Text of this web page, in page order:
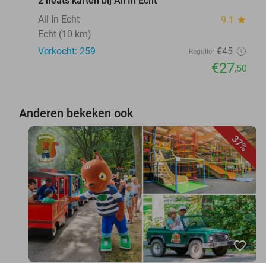
All In Echt
9.1 star
Echt (10 km)
Verkocht: 259
Regulier €45
€27,50
Anderen bekeken ook
37%
favorite_border